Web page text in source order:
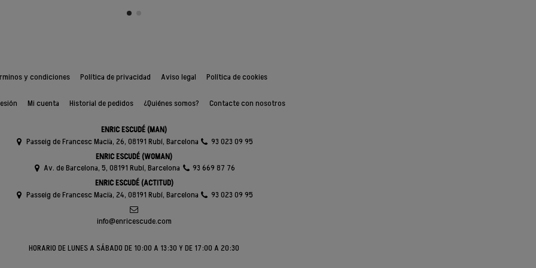
y condiciones Política de privacidad Aviso legal Política de cookies
Mi cuenta Historial de pedidos ¿Quiénes somos? Contacte con nosotros
ENRIC ESCUDÉ (MAN)
Passeig de Francesc Macià, 26, 08191 Rubí, Barcelona
93 023 09 95
ENRIC ESCUDÉ (WOMAN)
Av. de Barcelona, 5, 08191 Rubí, Barcelona
93 669 87 76
ENRIC ESCUDÉ (ACTITUD)
Passeig de Francesc Macià, 24, 08191 Rubí, Barcelona
93 023 09 95
info@enricescude.com
HORARIO DE LUNES A SÁBADO DE 10:00 A 13:30 Y DE 17:00 A 20:30